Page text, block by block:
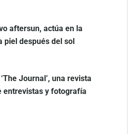
aftersun, actúa en la
piel después del sol
Journal’, una revista
entrevistas y fotografía